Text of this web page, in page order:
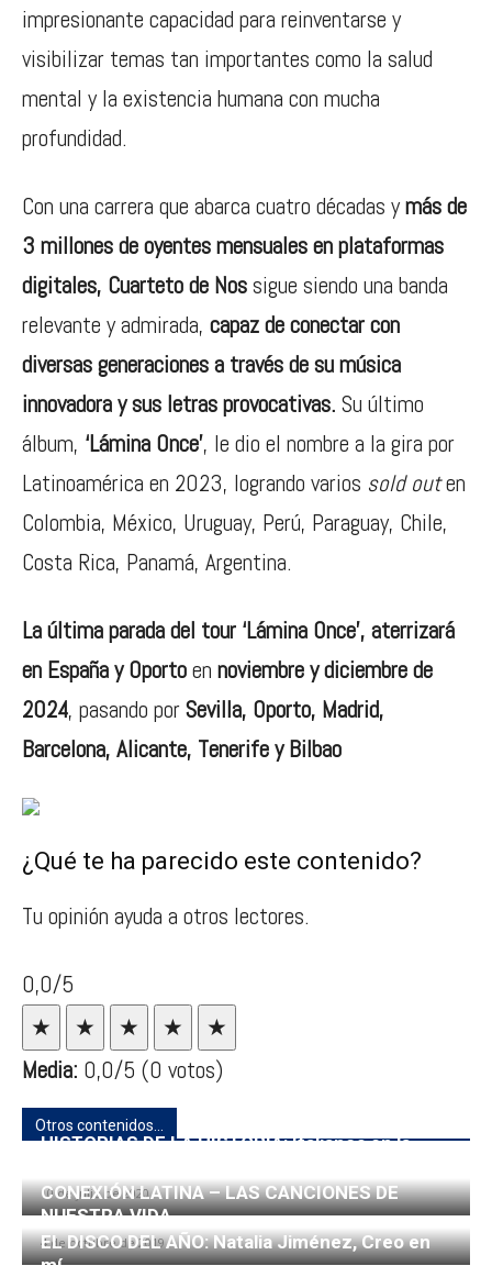
impresionante capacidad para reinventarse y
visibilizar temas tan importantes como la salud
mental y la existencia humana con mucha
profundidad.
Con una carrera que abarca cuatro décadas ymás de
3 millones de oyentes mensuales en plataformas
digitales, Cuarteto de Nossigue siendo una banda
relevante y admirada, capaz de conectar con
diversas generaciones a través de su música
innovadora y sus letras provocativas. Su último
álbum, ‘Lámina Once’, le dio el nombre a la gira por
Latinoamérica en 2023, logrando varios sold outen
Colombia, México, Uruguay, Perú, Paraguay, Chile,
Costa Rica, Panamá, Argentina.
La última parada del tour ‘Lámina Once’, aterrizará
en España y Oportoen noviembre y diciembre de
2024, pasando porSevilla, Oporto, Madrid,
Barcelona, Alicante, Tenerife y Bilbao
¿Qué te ha parecido este contenido?
Tu opinión ayuda a otros lectores.
0,0/5
★
★ ★ ★
★
Media: 0,0/5 (0 votos)
Otros contenidos...
HISTORIAS DE LA HISTORIA: Italianos en la
10 de julio de 2020
CONEXIÓN LATINA – LAS CANCIONES DE
NUESTRA VIDA
4 de octubre de 2019
EL DISCO DEL AÑO: Natalia Jiménez, Creo en